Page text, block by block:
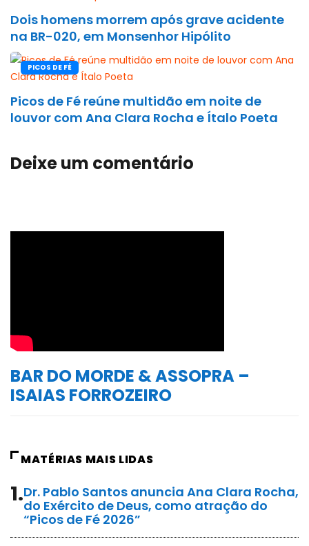
Dois homens morrem após grave acidente
na BR-020, em Monsenhor Hipólito
PICOS DE FÉ
Picos de Fé reúne multidão em noite de
louvor com Ana Clara Rocha e Ítalo Poeta
Deixe um comentário
BAR DO MORDE & ASSOPRA –
ISAIAS FORROZEIRO
MATÉRIAS MAIS LIDAS
1.Dr. Pablo Santos anuncia Ana Clara Rocha,
do Exército de Deus, como atração do
“Picos de Fé 2026”